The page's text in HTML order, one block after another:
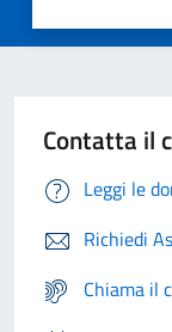
Contatta il
Leggi le
Richiedi
Chiama il